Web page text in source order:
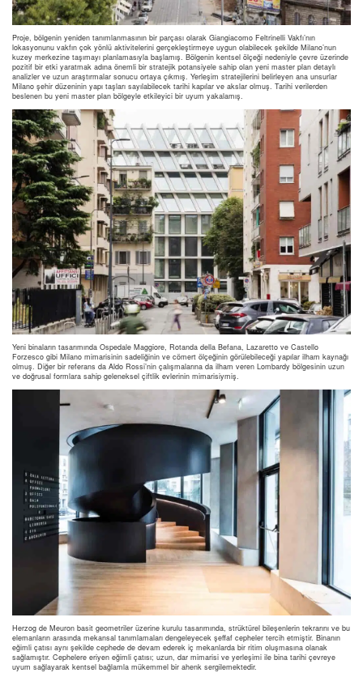
Proje, bölgenin yeniden tanımlanmasının bir parçası olarak Giangiacomo Feltrinelli Vakfı’nın
lokasyonunu vakfın çok yönlü aktivitelerini gerçekleştirmeye uygun olabilecek şekilde Milano’nun
kuzey merkezine taşımayı planlamasıyla başlamış. Bölgenin kentsel ölçeği nedeniyle çevre üzerinde
pozitif bir etki yaratmak adına önemli bir stratejik potansiyele sahip olan yeni master plan detaylı
analizler ve uzun araştırmalar sonucu ortaya çıkmış. Yerleşim stratejilerini belirleyen ana unsurlar
Milano şehir düzeninin yapı taşları sayılabilecek tarihi kapılar ve akslar olmuş. Tarihi verilerden
beslenen bu yeni master plan bölgeyle etkileyici bir uyum yakalamış.
Yeni binaların tasarımında Ospedale Maggiore, Rotanda della Befana, Lazaretto ve Castello
Forzesco gibi Milano mimarisinin sadeliğinin ve cömert ölçeğinin görülebileceği yapılar ilham kaynağı
olmuş. Diğer bir referans da Aldo Rossi’nin çalışmalarına da ilham veren Lombardy bölgesinin uzun
ve doğrusal formlara sahip geleneksel çiftlik evlerinin mimarisiymiş.
Herzog de Meuron basit geometriler üzerine kurulu tasarımında, strüktürel bileşenlerin tekrarını ve bu
elemanların arasında mekansal tanımlamaları dengeleyecek şeffaf cepheler tercih etmiştir. Binanın
eğimli çatısı aynı şekilde cephede de devam ederek iç mekanlarda bir ritim oluşmasına olanak
sağlamıştır. Cephelere eriyen eğimli çatısı; uzun, dar mimarisi ve yerleşimi ile bina tarihi çevreye
uyum sağlayarak kentsel bağlamla mükemmel bir ahenk sergilemektedir.